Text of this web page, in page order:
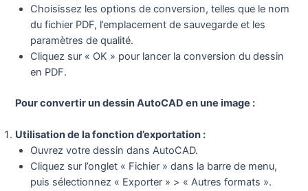
Choisissez les options de conversion, telles que le nom
du fichier PDF, l’emplacement de sauvegarde et les
paramètres de qualité.
Cliquez sur « OK » pour lancer la conversion du dessin
en PDF.
Pour convertir un dessin AutoCAD en une image :
Utilisation de la fonction d’exportation :
Ouvrez votre dessin dans AutoCAD.
Cliquez sur l’onglet « Fichier » dans la barre de menu,
puis sélectionnez « Exporter » > « Autres formats ».